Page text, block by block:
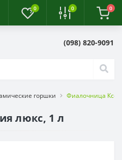
0 0 0
(098) 820-9091
горшки Фиалочница
люкс, 1 л